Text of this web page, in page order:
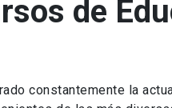
de
constantemente la